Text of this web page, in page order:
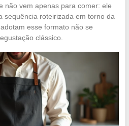
não vem apenas para comer: ele
sequência roteirizada em torno da
esse formato não se
clássico.